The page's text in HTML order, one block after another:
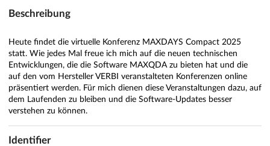
Beschreibung
Heute findet die virtuelle Konferenz MAXDAYS Compact 2025
statt. Wie jedes Mal freue ich mich auf die neuen technischen
Entwicklungen, die die Software MAXQDA zu bieten hat und die
auf den vom Hersteller VERBI veranstalteten Konferenzen online
präsentiert werden. Für mich dienen diese Veranstaltungen dazu, auf
dem Laufenden zu bleiben und die Software-Updates besser
verstehen zu können.
Identifier